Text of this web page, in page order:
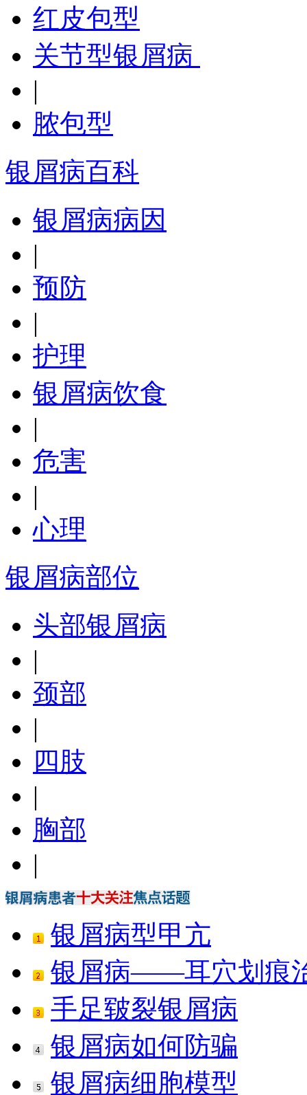
红皮包型
关节型银屑病
|
脓包型
银屑病百科
银屑病病因
|
预防
|
护理
银屑病饮食
|
危害
|
心理
银屑病部位
头部银屑病
|
颈部
|
四肢
|
胸部
|
银屑病型甲亢
银屑病——耳穴划痕
手足皲裂银屑病
银屑病如何防骗
银屑病细胞模型